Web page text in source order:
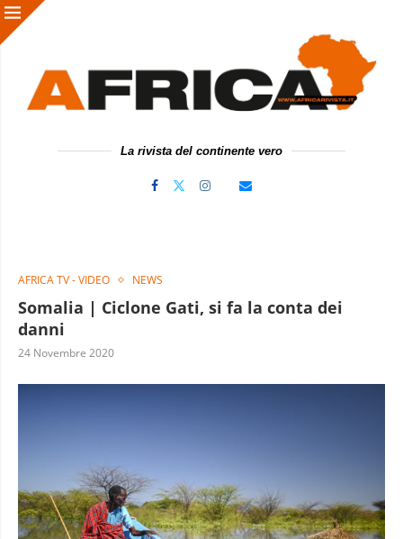
La rivista del continente vero
AFRICA TV - VIDEO NEWS
Somalia | Ciclone Gati, si fa la conta dei
danni
24 Novembre 2020